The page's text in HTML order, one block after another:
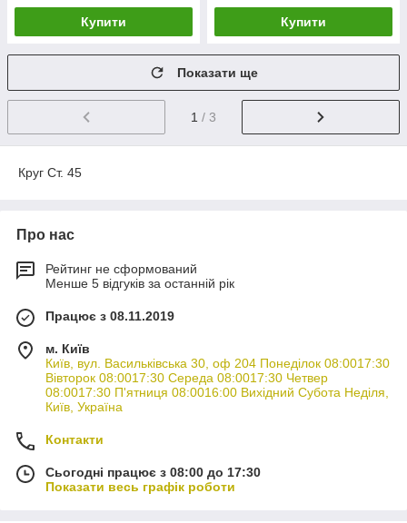
Купити Купити
Показати ще
1 / 3
Круг Ст. 45
Про нас
Рейтинг не сформований
Менше 5 відгуків за останній рік
Працює з 08.11.2019
м. Київ
Київ, вул. Васильківська 30, оф 204 Понеділок 08:0017:30
Вівторок 08:0017:30 Середа 08:0017:30 Четвер
08:0017:30 П'ятниця 08:0016:00 Вихідний Субота Неділя,
Київ, Україна
Контакти
Сьогодні працює з 08:00 до 17:30
Показати весь графік роботи